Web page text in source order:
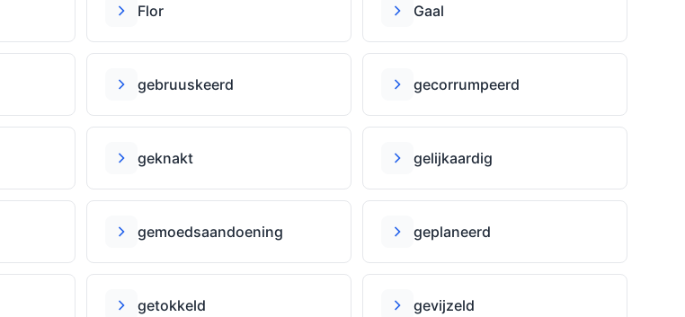
Flor Gaal
gebruuskeerd gecorrumpeerd
geknakt gelĳkaardig
gemoedsaandoening geplaneerd
getokkeld gevĳzeld